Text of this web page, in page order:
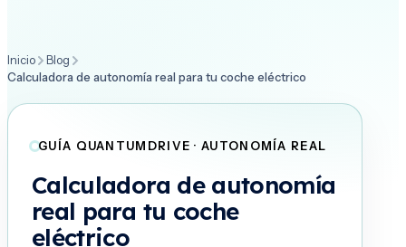
Inicio
Blog
Calculadora de autonomía real para tu coche eléctrico
GUÍA QUANTUMDRIVE · AUTONOMÍA REAL
Calculadora de autonomía
real para tu coche
eléctrico